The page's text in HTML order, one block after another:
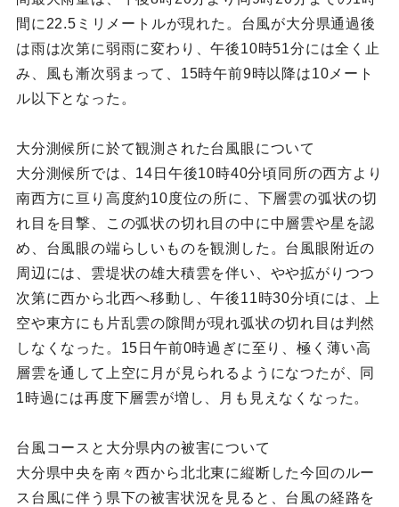
間に22.5ミリメートルが現れた。台風が大分県通過後
は雨は次第に弱雨に変わり、午後10時51分には全く止
み、風も漸次弱まって、15時午前9時以降は10メート
ル以下となった。
大分測候所に於て観測された台風眼について
大分測候所では、14日午後10時40分頃同所の西方より
南西方に亘り高度約10度位の所に、下層雲の弧状の切
れ目を目撃、この弧状の切れ目の中に中層雲や星を認
め、台風眼の端らしいものを観測した。台風眼附近の
周辺には、雲堤状の雄大積雲を伴い、やや拡がりつつ
次第に西から北西へ移動し、午後11時30分頃には、上
空や東方にも片乱雲の隙間が現れ弧状の切れ目は判然
しなくなった。15日午前0時過ぎに至り、極く薄い高
層雲を通して上空に月が見られるようになつたが、同
1時過には再度下層雲が増し、月も見えなくなった。
台風コースと大分県内の被害について
大分県中央を南々西から北北東に縦断した今回のルー
ス台風に伴う県下の被害状況を見ると、台風の経路を